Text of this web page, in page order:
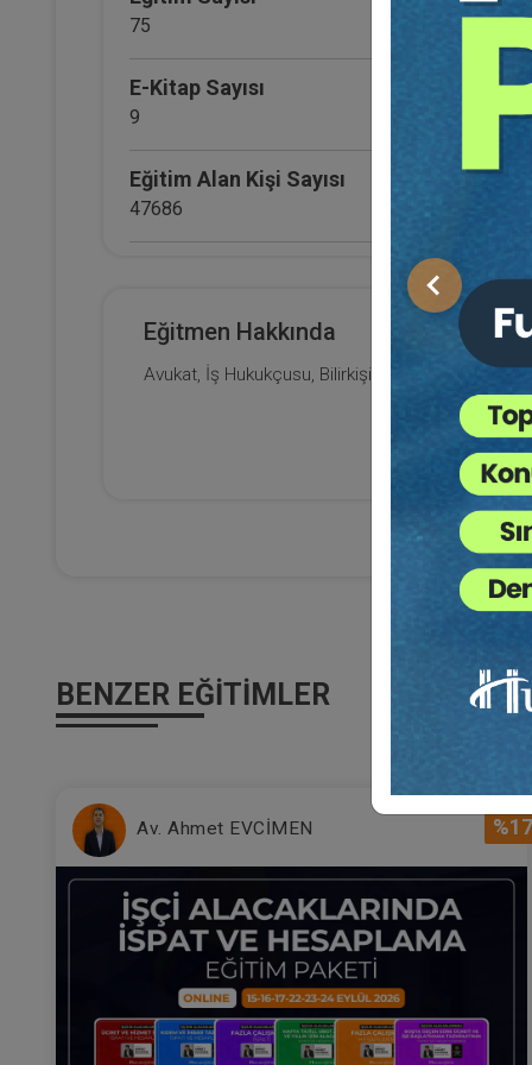
Önceki
75
E-Kitap Sayısı
9
Eğitim Alan Kişi Sayısı
47686
Makale Sayısı
22
Eğitmen Hakkında
Avukat, İş Hukukçusu, Bilirkişi
BENZER EĞITIMLER
%17
Av. Ahmet EVCİMEN